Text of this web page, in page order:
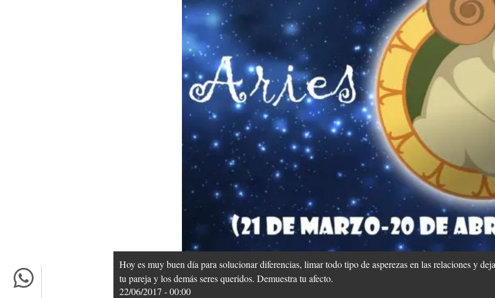
Hoy es muy buen día para solucionar diferencias, limar todo tipo de asperezas en las relaciones y
tu pareja y los demás seres queridos. Demuestra tu afecto.
22/06/2017 - 00:00